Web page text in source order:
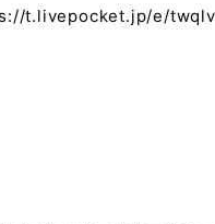
t.livepocket.jp/e/twqlv